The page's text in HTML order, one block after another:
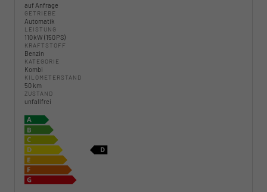
auf Anfrage
GETRIEBE
Automatik
LEISTUNG
110 kW (150 PS)
KRAFTSTOFF
Benzin
KATEGORIE
Kombi
KILOMETERSTAND
50 km
ZUSTAND
unfallfrei